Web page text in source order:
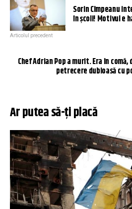
Sorin Cîmpeanu
în școli! Motivul e
Articolul precedent
Chef Adrian Pop a murit. Era în comă,
petrecere dubioasă cu
Ar putea să-ți placă